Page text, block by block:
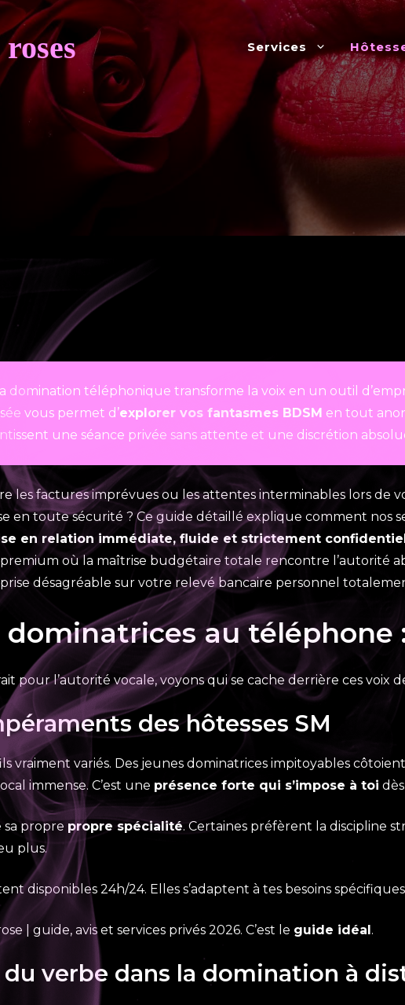
Services
la domination téléphonique transforme la voix en un outil
vous permet d’explorer vos fantasmes BDSM en tout
une séance privée sans attente et une discrétion
les factures imprévues ou les attentes interminables lors de
en toute sécurité ? Ce guide détaillé explique comment nos
en relation immédiate, fluide et strictement
où la maîtrise budgétaire totale rencontre l’autorité
désagréable sur votre relevé bancaire personnel
dominatrices au téléphone
pour l’autorité vocale, voyons qui se cache derrière ces voix
des hôtesses SM
vraiment variés. Des jeunes dominatrices impitoyables
immense. C’est une présence forte qui s’impose à toi
sa propre propre spécialité. Certaines préfèrent la discipline
plus.
disponibles 24h/24. Elles s’adaptent à tes besoins
| guide, avis et services privés 2026. C’est le guide idéal.
du verbe dans la domination à